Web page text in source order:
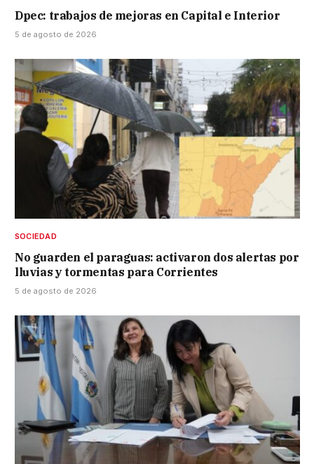
Dpec: trabajos de mejoras en Capital e Interior
5 de agosto de 2026
SOCIEDAD
No guarden el paraguas: activaron dos alertas por
lluvias y tormentas para Corrientes
5 de agosto de 2026